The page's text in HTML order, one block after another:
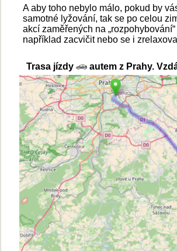
A aby toho nebylo málo, pokud by
samotné lyžování, tak se po celou
akcí zaměřených na
například zacvičit nebo se i
Trasa jízdy autem z Prahy.